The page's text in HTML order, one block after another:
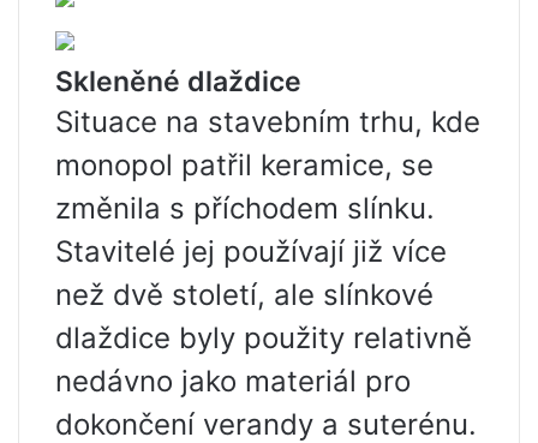
Skleněné dlaždice
Situace na stavebním trhu, kde
monopol patřil keramice, se
změnila s příchodem slínku.
Stavitelé jej používají již více
než dvě století, ale slínkové
dlaždice byly použity relativně
nedávno jako materiál pro
dokončení verandy a suterénu.